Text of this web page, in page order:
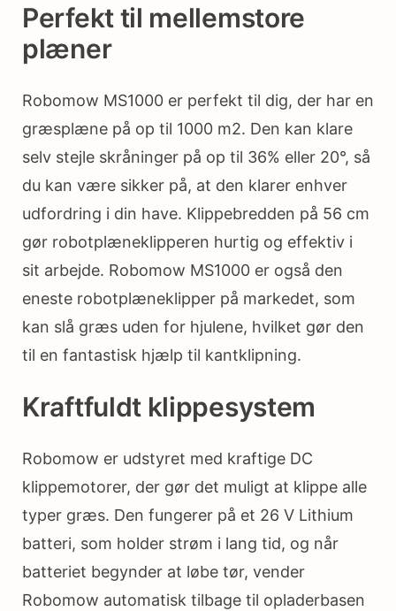
Perfekt til mellemstore
plæner
Robomow MS1000 er perfekt til dig, der har en
græsplæne på op til 1000 m2. Den kan klare
selv stejle skråninger på op til 36% eller 20°, så
du kan være sikker på, at den klarer enhver
udfordring i din have. Klippebredden på 56 cm
gør robotplæneklipperen hurtig og effektiv i
sit arbejde. Robomow MS1000 er også den
eneste robotplæneklipper på markedet, som
kan slå græs uden for hjulene, hvilket gør den
til en fantastisk hjælp til kantklipning.
Kraftfuldt klippesystem
Robomow er udstyret med kraftige DC
klippemotorer, der gør det muligt at klippe alle
typer græs. Den fungerer på et 26 V Lithium
batteri, som holder strøm i lang tid, og når
batteriet begynder at løbe tør, vender
Robomow automatisk tilbage til opladerbasen